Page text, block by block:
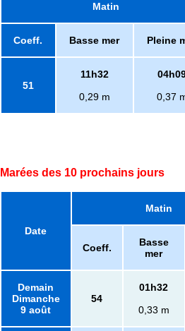
Matin
Coeff. Basse mer Pleine
51
11h32
0,29 m
0,37
Marées des 10 prochains jours
Date
Matin
Coeff.
Basse
mer
Demain
Dimanche
9 août
54
01h32
0,33 m